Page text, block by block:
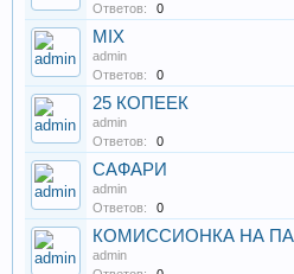
Ответов:
0
MIX
admin
Ответов:
0
25 КОПЕЕК
admin
Ответов:
0
САФАРИ
admin
Ответов:
0
КОМИССИОНКА НА
admin